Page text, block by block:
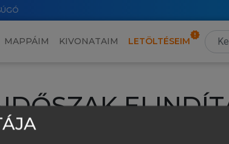
MAPPÁIM KIVONATAIM LETÖLTÉSEIM
be a saját fiókoddal, iskolai azonosítóddal vagy